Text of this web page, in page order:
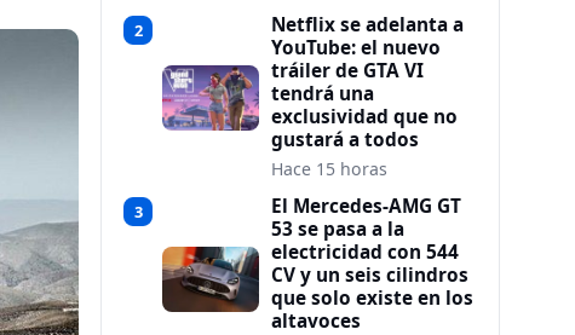
2
Netflix se adelanta a
YouTube: el nuevo
tráiler de GTA VI
tendrá una
exclusividad que no
gustará a todos
Hace 15 horas
3
El Mercedes-AMG GT
53 se pasa a la
electricidad con 544
CV y un seis cilindros
que solo existe en los
altavoces